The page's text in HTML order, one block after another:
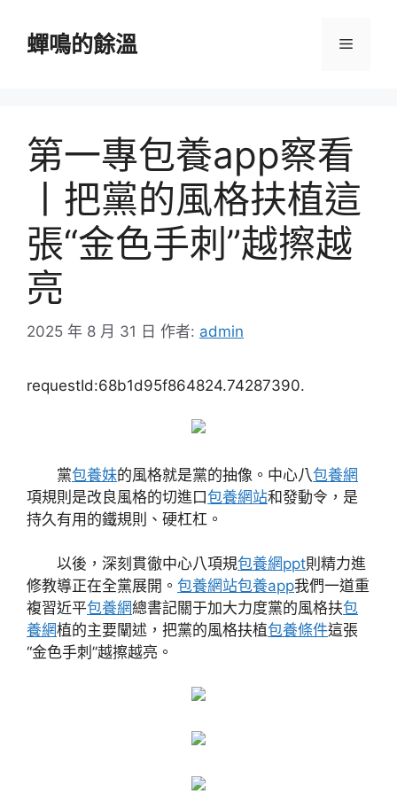
蟬鳴的餘溫 選
第一專包養app察看
丨把黨的風格扶植這
張“金色手刺”越擦越
亮
2025 年 8 月 31 日 作者: admin
requestId:68b1d95f864824.74287390.
黨包養妹的風格就是黨的抽像。中心八包養網
項規則是改良風格的切進口包養網站和發動令，是
持久有用的鐵規則、硬杠杠。
以後，深刻貫徹中心八項規包養網ppt則精力進
修教導正在全黨展開。 包養網站包養app我們一道重
複習近平包養網總書記關于加大力度黨的風格扶包
養網植的主要闡述，把黨的風格扶植包養條件這張
“金色手刺”越擦越亮。